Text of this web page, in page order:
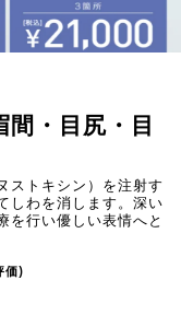
・目尻・目
ストキシン）を注射す
しわを消します。深い
を行い優しい表情へと
価)